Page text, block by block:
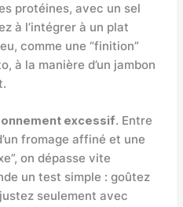
protéines, avec un sel
à l’intégrer à un plat
comme une “finition”
à la manière d’un jambon
excessif. Entre
fromage affiné et une
on dépasse vite
un test simple : goûtez
seulement avec